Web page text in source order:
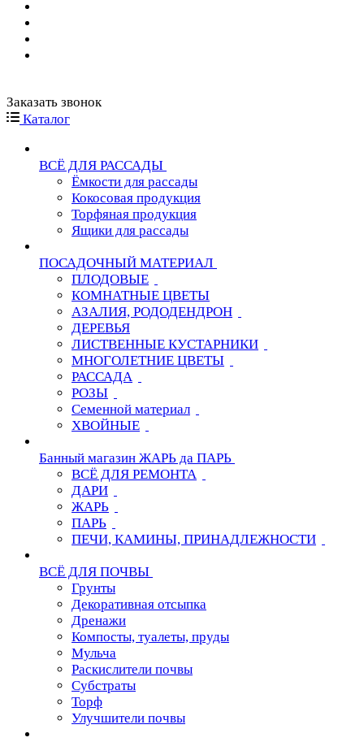
Заказать звонок
Каталог
ВСЁ ДЛЯ РАССАДЫ
Ёмкости для рассады
Кокосовая продукция
Торфяная продукция
Ящики для рассады
ПОСАДОЧНЫЙ МАТЕРИАЛ
ПЛОДОВЫЕ
КОМНАТНЫЕ ЦВЕТЫ
АЗАЛИЯ, РОДОДЕНДРОН
ДЕРЕВЬЯ
ЛИСТВЕННЫЕ КУСТАРНИКИ
МНОГОЛЕТНИЕ ЦВЕТЫ
РАССАДА
РОЗЫ
Семенной материал
ХВОЙНЫЕ
Банный магазин ЖАРЬ да ПАРЬ
ВСЁ ДЛЯ РЕМОНТА
ДАРИ
ЖАРЬ
ПАРЬ
ПЕЧИ, КАМИНЫ, ПРИНАДЛЕЖНОСТИ
ВСЁ ДЛЯ ПОЧВЫ
Грунты
Декоративная отсыпка
Дренажи
Компосты, туалеты, пруды
Мульча
Раскислители почвы
Субстраты
Торф
Улучшители почвы